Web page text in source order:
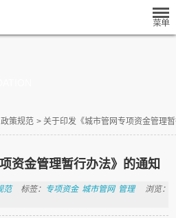
政策规范 > 关于印发《城市管网专项资金管理
资金管理暂行办法》的通知
范 标签： 专项资金 城市管网 管理
浏览：